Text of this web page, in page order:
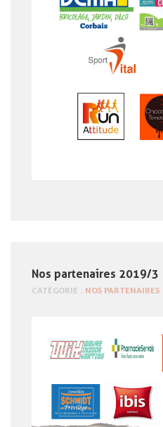
Nos partenaires 2019/3
CATÉGORIE : NOS PARTENAIRES